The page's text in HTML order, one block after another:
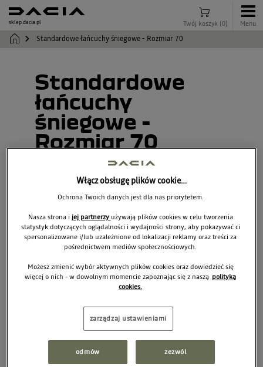
sklep.dacia.pl Twój koszyk (0) Menu
Standardowe łańcuchy śniegowe - Rozmiar 70
Standardowe
łańcuchy
śniegowe -
Rozmiar 70
Włącz obsługę plików cookie…
Ochrona Twoich danych jest dla nas priorytetem.
Nasza strona i jej partnerzy używają plików cookies w celu tworzenia
statystyk dotyczących oglądalności i wydajności strony, aby pokazywać ci
spersonalizowane i/lub uzależnione od lokalizacji reklamy oraz treści za
pośrednictwem mediów społecznościowych.
Możesz zmienić wybór aktywnych plików cookies oraz dowiedzieć się
więcej o nich - w dowolnym momencie zapoznając się z naszą polityką
cookies.
zarządzaj ustawieniami
odmów zezwól